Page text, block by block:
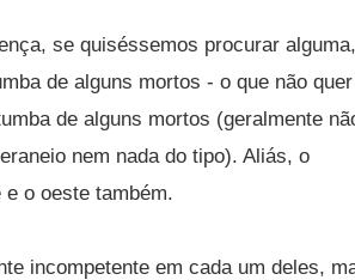
se quiséssemos procurar alguma,
de alguns mortos - o que não quer
de alguns mortos (geralmente
nem nada do tipo). Aliás, o
o oeste também.
incompetente em cada um deles,